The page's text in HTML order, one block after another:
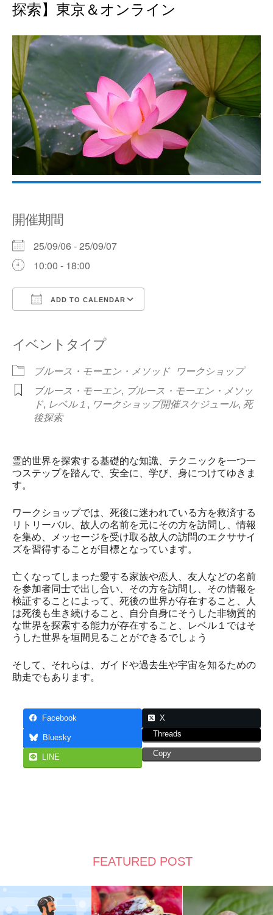
探索】東京＆オンライン
開催期間
25/09/06 - 25/09/07
10:00 - 18:00
ADD TO CALENDAR
イベントタイプ
ブルース・モーエン・メソッド ワークショップ
ブルース・モーエン, ブルース・モーエン・メソッ
ド, レベル１ , ワークショップ開催スケジュール, 死
後探索
霊的世界を探索する基礎的な知識、テクニックを一つ一
つステップを踏んで、安全に、学び、身につけてゆきま
す。
ワークショップでは、死後に迷われている方を救済する
リトリーバル、故人の名前を元にその方を訪問し、情報
を集め、メッセージを受け取る故人の訪問のエクササイ
ズを習得することが目標となっています。
亡くなってしまった愛する家族や恋人、友人などの名前
を参加者同士で出し合い、その方を訪問し、その情報を
検証することによって、死後の世界が存在すること、人
は死後も生き続けること、自分自身にそうした非物質的
な世界を探索する能力が存在すること、レベル１ではそ
うした世界を垣間見ることができるでしょう
そして、それらは、ガイドや過去生や宇宙を知るための
助走でもあります。
Facebook X
Bluesky Threads
LINE Copy
FEATURED POST